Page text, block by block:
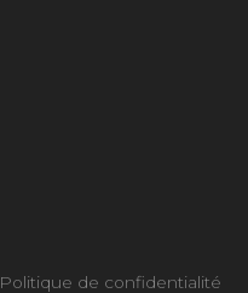
Politique de confidentialité